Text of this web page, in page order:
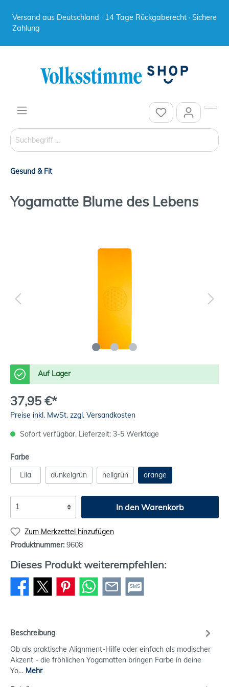
Versand aus Deutschland · 14 Tage Rückgaberecht · Sichere
Zahlung
Gesund & Fit
Yogamatte Blume des Lebens
Auf Lager
37,95 €*
Preise inkl. MwSt. zzgl. Versandkosten
Sofort verfügbar, Lieferzeit: 3-5 Werktage
Farbe
Lila
dunkelgrün hellgrün orange
In den Warenkorb
Zum Merkzettel hinzufügen
Produktnummer: 9608
Dieses Produkt weiterempfehlen:
SMS
Beschreibung
Ob als praktische Alignment-Hilfe oder einfach als modischer
Akzent - die fröhlichen Yogamatten bringen Farbe in deine
Yo… Mehr